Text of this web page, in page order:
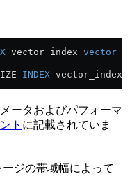
vector_index vector
INDEX vector_index
ータおよびパフォーマ
ト に記載されていま
ジの帯域幅によって